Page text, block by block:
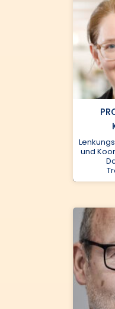
und